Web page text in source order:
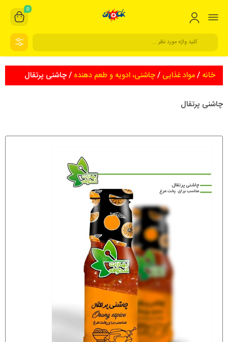
0
خانه /مواد غذایی /چاشنی، ادویه و طعم دهنده / چاشنی پرتقال
چاشنی پرتقال